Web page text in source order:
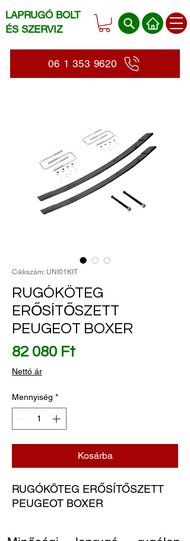
LAPRUGÓ BOLT
ÉS SZERVIZ
06 1 353 9620
Cikkszám: UNI01KIT
RUGÓKÖTEG
ERŐSÍTŐSZETT
PEUGEOT BOXER
82 080 FtÁr
Nettó ár
Mennyiség *
Kosárba
RUGÓKÖTEG ERŐSÍTŐSZETT
PEUGEOT BOXER